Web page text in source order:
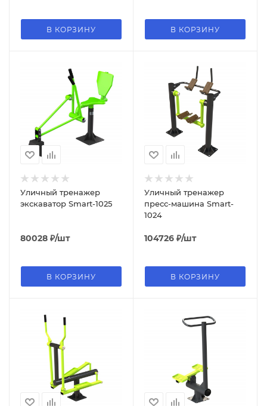
В КОРЗИНУ В КОРЗИНУ
Уличный тренажер
экскаватор Smart-1025
80028 ₽/шт
В КОРЗИНУ
Уличный тренажер
пресс-машина Smart-
1024
104726 ₽/шт
В КОРЗИНУ